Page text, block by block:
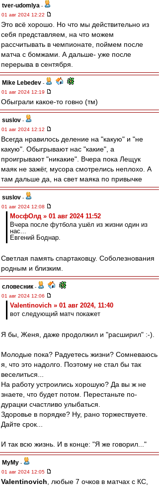
tver-udomlya -
01 авг 2024 12:22
Это всё хорошо. Но что мы действительно из
себя представляем, на что можем
рассчитывать в чемпионате, поймем после
матча с бомжами. А дальше- уже после
перерыва в сентября.
Mike Lebedev -
01 авг 2024 12:19
Обыграли какое-то говно (тм)
suslov -
01 авг 2024 12:12
Всегда нравилось деление на "какую" и "не
какую". Обыгрывают нас "какие", а
проигрывают "никакие". Вчера пока Лещук
маяк не зажёг, мусора смотрелись неплохо. А
там дальше да, на свет маяка по привычке
suslov -
01 авг 2024 12:08
МосфОлд » 01 авг 2024 11:52
Вчера после футбола ушёл из жизни один из
нас...
Евгений Боднар.
Светлая память спартаковцу. Соболезнования
родным и близким.
словесник -
01 авг 2024 12:06
Valentinovich » 01 авг 2024, 11:40
вот следующий матч покажет
Я бы, Женя, даже продолжил и "расширил" :-).
Молодые пока? Радуетесь жизни? Сомневаюсь
я, что это надолго. Поэтому не стал бы так
веселиться...
На работу устроились хорошую? Да вы ж не
знаете, что будет потом. Перестаньте по-
дурацки счастливо улыбаться.
Здоровье в порядке? Ну, рано торжествуете.
Дайте срок...
И так всю жизнь. И в конце: "Я же говорил..."
МуМу -
01 авг 2024 12:05
Valentinovich , любые 7 очков в матчах с КС,